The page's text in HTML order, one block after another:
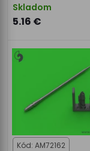
Skladom
5.16 €
Kód: AM72162